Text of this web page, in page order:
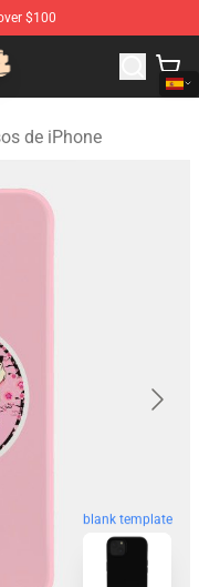
$100
Merchandise Shop
de iPhone
blank template